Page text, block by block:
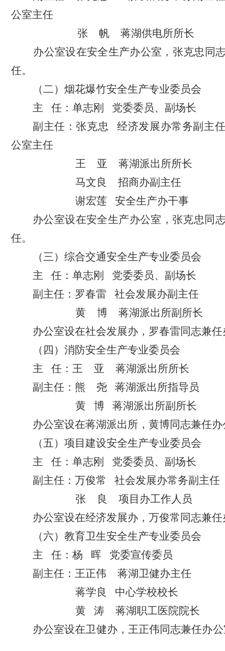
公室主任
张
帆
蒋湖供电所所长
办公室设在安全生产办公室，张克忠同
任。
（二）烟花爆竹安全生产专业委员会
主
任：单志刚
党委委员、副场长
副主任：张克忠
经济发展办常务副主
公室主任
王
亚
蒋湖派出所所长
马文良
招商办副主任
谢宏莲
安全生产办干事
办公室设在安全生产办公室，张克忠同
任。
（三）综合交通安全生产专业委员会
主
任：单志刚
党委委员、副场长
副主任：罗春雷
社会发展办副主任
黄
博
蒋湖派出所副所长
办公室设在社会发展办，罗春雷同志兼
（四）消防安全生产专业委员会
主
任： 王 亚
蒋湖派出所所长
副主任： 熊 尧 蒋湖派出所指导员
黄
博
蒋湖派出所副所长
办公室设在蒋湖派出所， 黄博同志兼任
（五）项目建设安全生产专业委员会
主
任：单志刚
党委委员、副场长
副主任：万俊常
社会发展办常务副主任
张
良
项目办工作人员
办公室设在经济发展办，万俊常同志兼
（六）教育卫生安全生产专业委员会
主
任：杨 晖
党委宣传委员
副主任： 王正伟 蒋湖卫健办主任
蒋学良
中心学校校长
黄
涛
蒋湖职工医院院长
办公室设在卫健办， 王正伟同志兼任办